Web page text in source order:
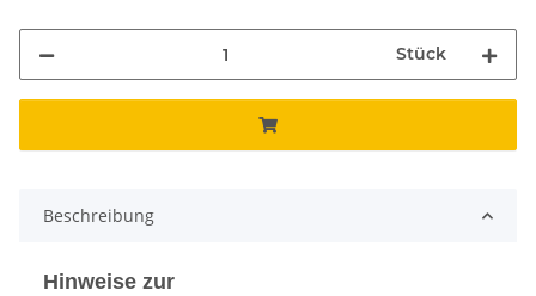
Stück
Beschreibung
Hinweise zur